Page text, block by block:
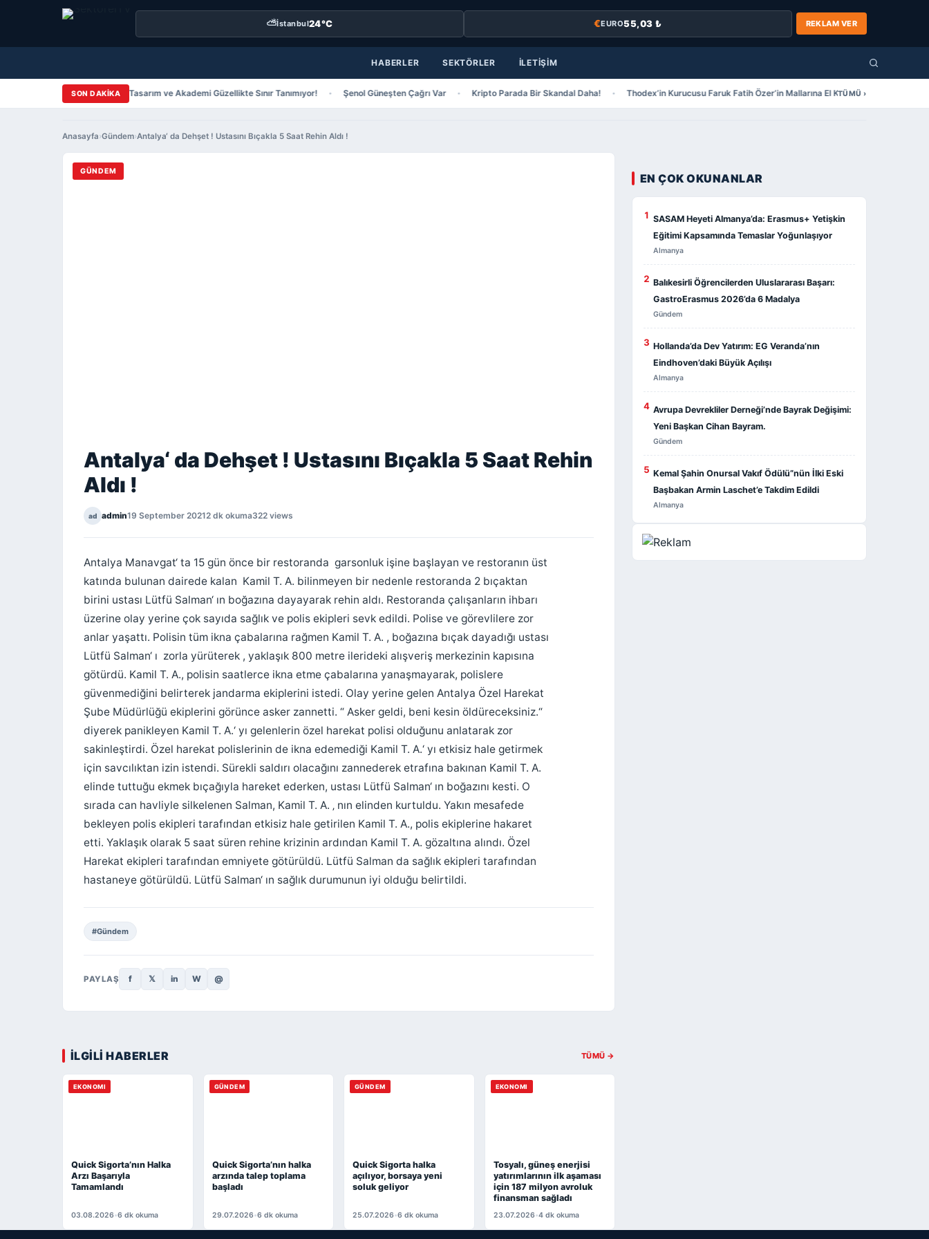
⛅İstanbul24°C €EURO55,03 ₺ REKLAM VER
HABERLER SEKTÖRLER İLETİŞİM
SON DAKİKA
Bahar Yazıcıer Saç Tasarım ve Akademi Güzellikte Sınır Tanımıyor! Şenol Güneşten Çağrı Var Kripto Parada Bir Skandal Daha! Thodex’in Kurucusu Faruk Fatih Özer’in Mallarına El Konuldu!
TÜMÜ ›
Anasayfa›Gündem›Antalya‘ da Dehşet ! Ustasını Bıçakla 5 Saat Rehin Aldı !
GÜNDEM
Antalya‘ da Dehşet ! Ustasını Bıçakla 5 Saat Rehin
Aldı !
ad admin19 September 20212 dk okuma322 views
Antalya Manavgat‘ ta 15 gün önce bir restoranda garsonluk işine başlayan ve restoranın üst
katında bulunan dairede kalan Kamil T. A. bilinmeyen bir nedenle restoranda 2 bıçaktan
birini ustası Lütfü Salman‘ ın boğazına dayayarak rehin aldı. Restoranda çalışanların ihbarı
üzerine olay yerine çok sayıda sağlık ve polis ekipleri sevk edildi. Polise ve görevlilere zor
anlar yaşattı. Polisin tüm ikna çabalarına rağmen Kamil T. A. , boğazına bıçak dayadığı ustası
Lütfü Salman‘ ı zorla yürüterek , yaklaşık 800 metre ilerideki alışveriş merkezinin kapısına
götürdü. Kamil T. A., polisin saatlerce ikna etme çabalarına yanaşmayarak, polislere
güvenmediğini belirterek jandarma ekiplerini istedi. Olay yerine gelen Antalya Özel Harekat
Şube Müdürlüğü ekiplerini görünce asker zannetti. “ Asker geldi, beni kesin öldüreceksiniz.“
diyerek panikleyen Kamil T. A.‘ yı gelenlerin özel harekat polisi olduğunu anlatarak zor
sakinleştirdi. Özel harekat polislerinin de ikna edemediği Kamil T. A.‘ yı etkisiz hale getirmek
için savcılıktan izin istendi. Sürekli saldırı olacağını zannederek etrafına bakınan Kamil T. A.
elinde tuttuğu ekmek bıçağıyla hareket ederken, ustası Lütfü Salman‘ ın boğazını kesti. O
sırada can havliyle silkelenen Salman, Kamil T. A. ‚ nın elinden kurtuldu. Yakın mesafede
bekleyen polis ekipleri tarafından etkisiz hale getirilen Kamil T. A., polis ekiplerine hakaret
etti. Yaklaşık olarak 5 saat süren rehine krizinin ardından Kamil T. A. gözaltına alındı. Özel
Harekat ekipleri tarafından emniyete götürüldü. Lütfü Salman da sağlık ekipleri tarafından
hastaneye götürüldü. Lütfü Salman‘ ın sağlık durumunun iyi olduğu belirtildi.
#Gündem
PAYLAŞ f 𝕏 in W @
İLGİLİ HABERLER TÜMÜ →
EKONOMI
Quick Sigorta’nın Halka
Arzı Başarıyla
Tamamlandı
03.08.2026•6 dk okuma
GÜNDEM
Quick Sigorta’nın halka
arzında talep toplama
başladı
29.07.2026•6 dk okuma
GÜNDEM
Quick Sigorta halka
açılıyor, borsaya yeni
soluk geliyor
25.07.2026•6 dk okuma
EKONOMI
Tosyalı, güneş enerjisi
yatırımlarının ilk aşaması
için 187 milyon avroluk
finansman sağladı
23.07.2026•4 dk okuma
EN ÇOK OKUNANLAR
1 SASAM Heyeti Almanya’da: Erasmus+ Yetişkin
Eğitimi Kapsamında Temaslar Yoğunlaşıyor
Almanya
2 Balıkesirli Öğrencilerden Uluslararası Başarı:
GastroErasmus 2026’da 6 Madalya
Gündem
3 Hollanda’da Dev Yatırım: EG Veranda’nın
Eindhoven’daki Büyük Açılışı
Almanya
4 Avrupa Devrekliler Derneği’nde Bayrak Değişimi:
Yeni Başkan Cihan Bayram.
Gündem
5 Kemal Şahin Onursal Vakıf Ödülü”nün İlki Eski
Başbakan Armin Laschet’e Takdim Edildi
Almanya